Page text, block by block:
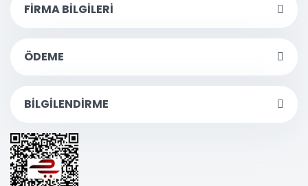
FİRMA BİLGİLERİ
ÖDEME
BİLGİLENDİRME